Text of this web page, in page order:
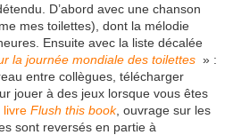
D’abord avec une chanson
mes toilettes), dont la mélodie
Ensuite avec la liste décalée
la journée mondiale des toilettes » :
entre collègues, télécharger
jouer à des jeux lorsque vous êtes
livre Flush this book, ouvrage sur les
sont reversés en partie à